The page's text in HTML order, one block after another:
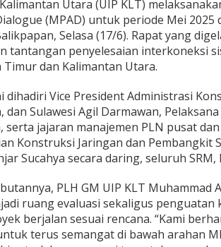
Utara (UIP KLT)
(MPAD) untuk periode Mei 2025
Selasa (17/6). Rapat yang
tantangan penyelesaian interkoneksi
Timur dan Kalimantan Utara.
dihadiri Vice President Administrasi
dan Sulawesi Agil Darmawan,
serta jajaran manajemen PLN pusat
Konstruksi Jaringan dan Pembangkit
Sucahya secara daring, seluruh SRM,
PLH GM UIP KLT Muhammad
ruang evaluasi sekaligus
berjalan sesuai rencana. “Kami
terus semangat di bawah arahan